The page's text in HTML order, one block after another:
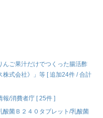
ご果汁だけでつくった腸活酢
株式会社》」等 [ 追加24件 / 合計
/消費者庁 [ 25件 ]
菌Ｂ２４０タブレット/乳酸菌